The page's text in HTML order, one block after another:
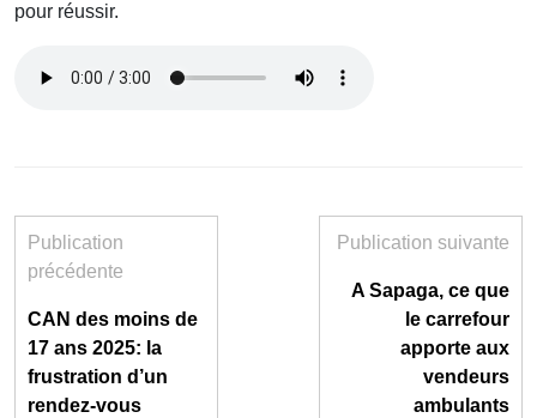
pour réussir.
Publication
précédente
CAN des moins de
17 ans 2025: la
frustration d’un
rendez-vous
Publication suivante
A Sapaga, ce que
le carrefour
apporte aux
vendeurs
ambulants